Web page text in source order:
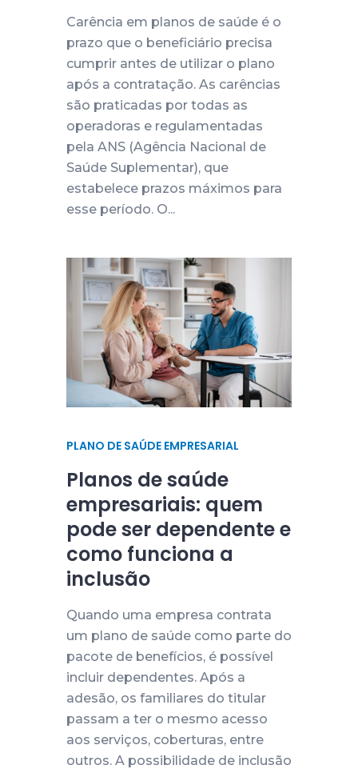
Carência em planos de saúde é o
prazo que o beneficiário precisa
cumprir antes de utilizar o plano
após a contratação. As carências
são praticadas por todas as
operadoras e regulamentadas
pela ANS (Agência Nacional de
Saúde Suplementar), que
estabelece prazos máximos para
esse período. O...
PLANO DE SAÚDE EMPRESARIAL
Planos de saúde
empresariais: quem
pode ser dependente e
como funciona a
inclusão
Quando uma empresa contrata
um plano de saúde como parte do
pacote de benefícios, é possível
incluir dependentes. Após a
adesão, os familiares do titular
passam a ter o mesmo acesso
aos serviços, coberturas, entre
outros. A possibilidade de inclusão